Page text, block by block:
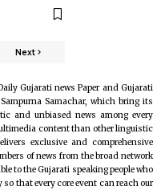
Next
Gujarati news Paper and Gujarati
Samachar, which bring its
and unbiased news among every
content than other linguistic
exclusive and comprehensive
of news from the broad network
to the Gujarati speaking people who
that every core event can reach our